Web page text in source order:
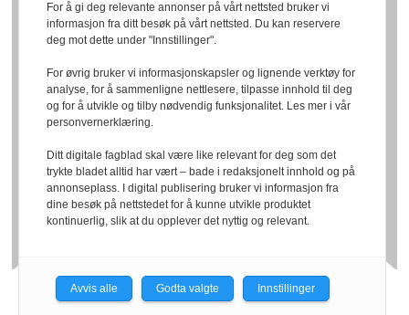
For å gi deg relevante annonser på vårt nettsted bruker vi
informasjon fra ditt besøk på vårt nettsted. Du kan reservere
deg mot dette under "Innstillinger".
For øvrig bruker vi informasjonskapsler og lignende verktøy for
analyse, for å sammenligne nettlesere, tilpasse innhold til deg
og for å utvikle og tilby nødvendig funksjonalitet. Les mer i vår
personvernerklæring.
Ditt digitale fagblad skal være like relevant for deg som det
trykte bladet alltid har vært – bade i redaksjonelt innhold og på
annonseplass. I digital publisering bruker vi informasjon fra
dine besøk på nettstedet for å kunne utvikle produktet
kontinuerlig, slik at du opplever det nyttig og relevant.
Avvis alle Godta valgte Innstillinger